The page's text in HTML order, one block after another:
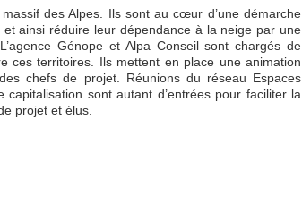
des Alpes. Ils sont au cœur d’une démarche
ainsi réduire leur dépendance à la neige par une
Génope et Alpa Conseil sont chargés de
ces territoires. Ils mettent en place une animation
chefs de projet. Réunions du réseau Espaces
sont autant d’entrées pour faciliter la
projet et élus.